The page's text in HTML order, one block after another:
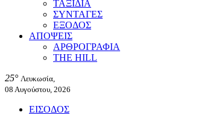
ΤΑΞΙΔΙΑ
ΣΥΝΤΑΓΕΣ
ΕΞΟΔΟΣ
ΑΠΟΨΕΙΣ
ΑΡΘΡΟΓΡΑΦΙΑ
THE HILL
25° Λευκωσία,
08 Αυγούστου, 2026
ΕΙΣΟΔΟΣ